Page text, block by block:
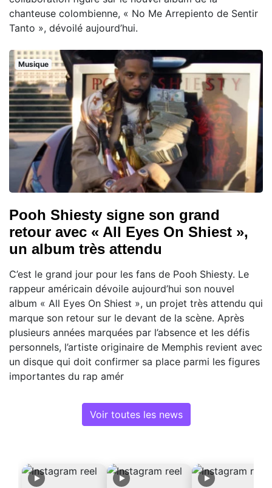
chanteuse colombienne, « No Me Arrepiento de Sentir
Tanto », dévoilé aujourd’hui.
Musique
Pooh Shiesty signe son grand
retour avec « All Eyes On Shiest »,
un album très attendu
C’est le grand jour pour les fans de Pooh Shiesty. Le
rappeur américain dévoile aujourd’hui son nouvel
album « All Eyes On Shiest », un projet très attendu qui
marque son retour sur le devant de la scène. Après
plusieurs années marquées par l’absence et les défis
personnels, l’artiste originaire de Memphis revient avec
un disque qui doit confirmer sa place parmi les figures
importantes du rap amér
Voir toutes les news